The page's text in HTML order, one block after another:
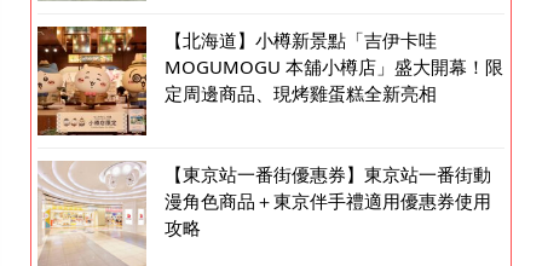
【北海道】小樽新景點「吉伊卡哇
MOGUMOGU 本舖小樽店」盛大開幕！限
定周邊商品、現烤雞蛋糕全新亮相
【東京站一番街優惠券】東京站一番街動
漫角色商品＋東京伴手禮適用優惠券使用
攻略